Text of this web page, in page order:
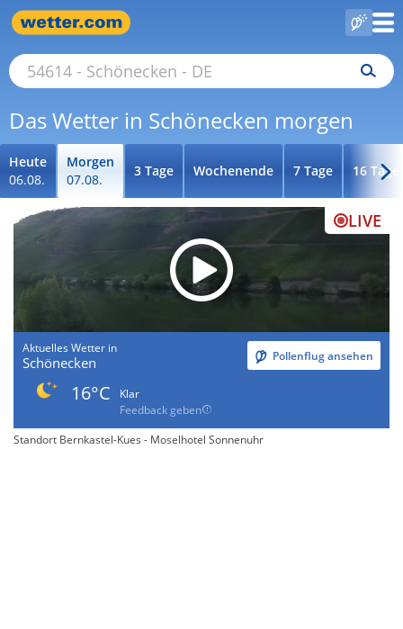
Das Wetter in Schönecken morgen
Heute
06.08.
Morgen
07.08.
3 Tage Wochenende 7 Tage 16 Tage
LIVE
Aktuelles Wetter in
Schönecken Pollenflug ansehen
16°C
Klar
Feedback geben
Standort Bernkastel-Kues - Moselhotel Sonnenuhr